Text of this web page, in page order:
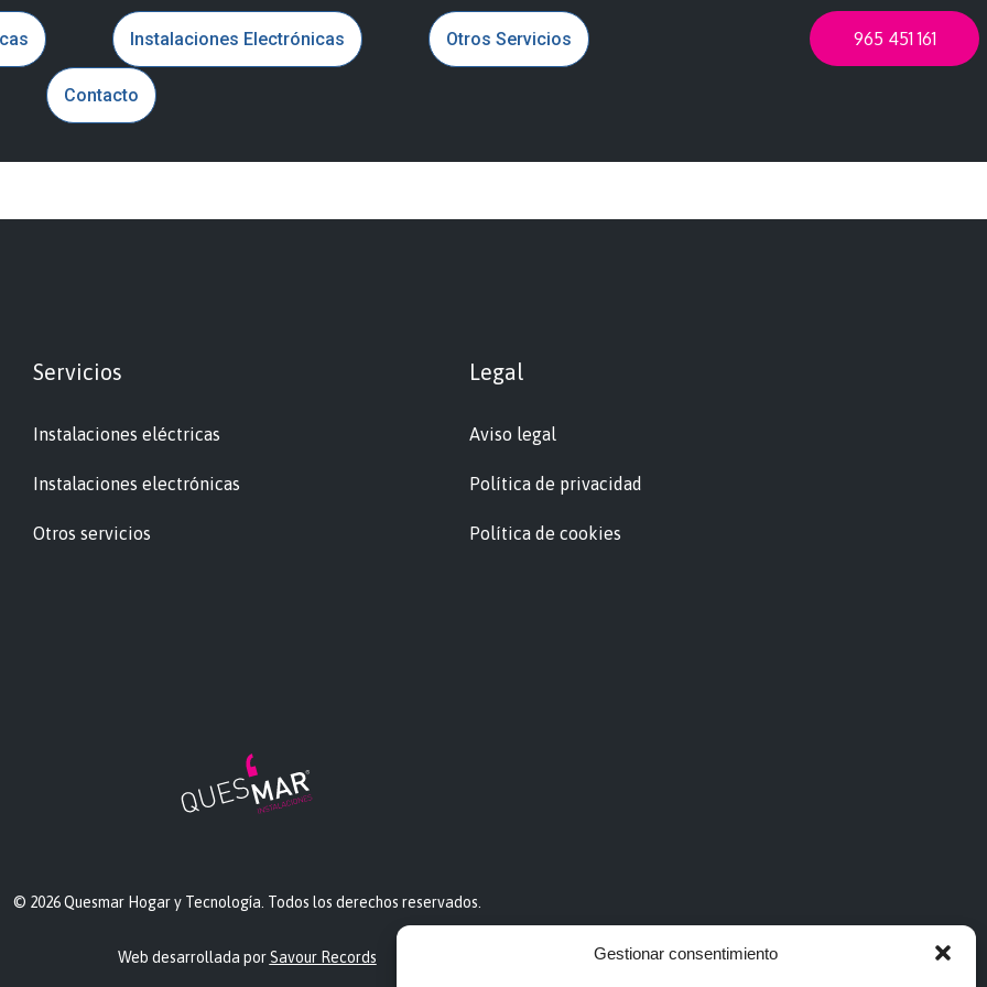
Gestionar consentimiento
Instalaciones Electrónicas Otros Servicios
Contacto
965 451 161
Servicios
Instalaciones eléctricas
Instalaciones electrónicas
Otros servicios
Legal
Aviso legal
Política de privacidad
Política de cookies
© 2026 Quesmar Hogar y Tecnología. Todos los derechos reservados.
Web desarrollada porSavour Records